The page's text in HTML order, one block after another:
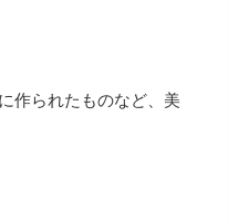
作られたものなど、美